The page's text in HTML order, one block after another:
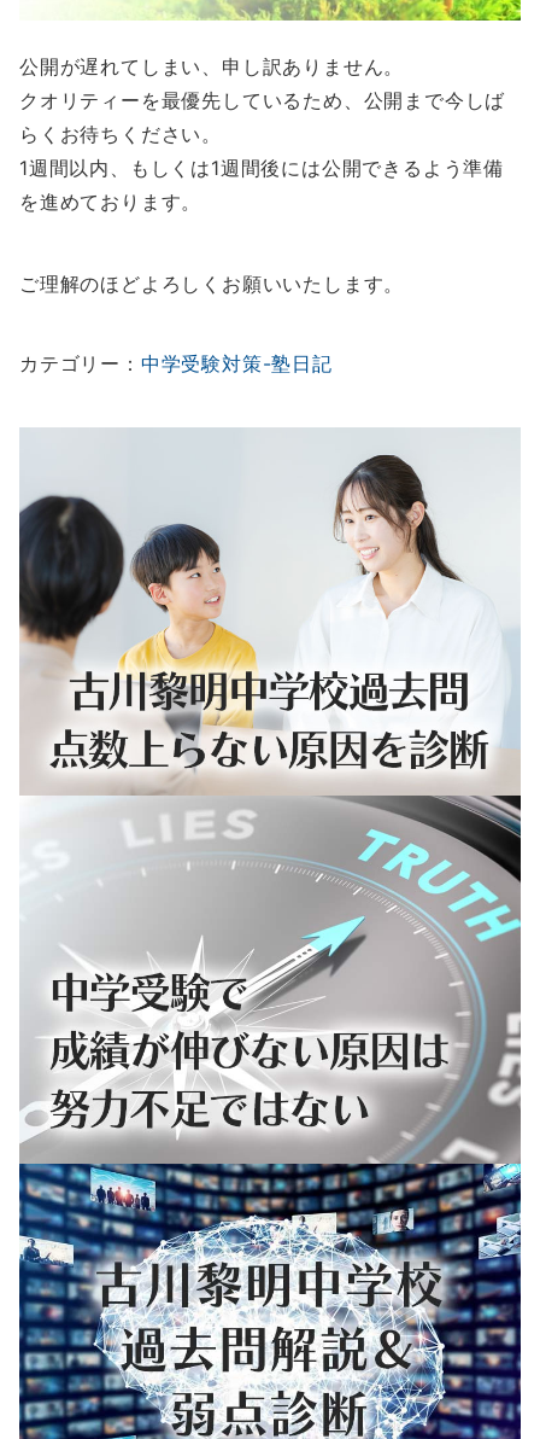
公開が遅れてしまい、申し訳ありません。
クオリティーを最優先しているため、公開まで今しば
らくお待ちください。
1週間以内、もしくは1週間後には公開できるよう準備
を進めております。
ご理解のほどよろしくお願いいたします。
カテゴリー： 中学受験対策-塾日記